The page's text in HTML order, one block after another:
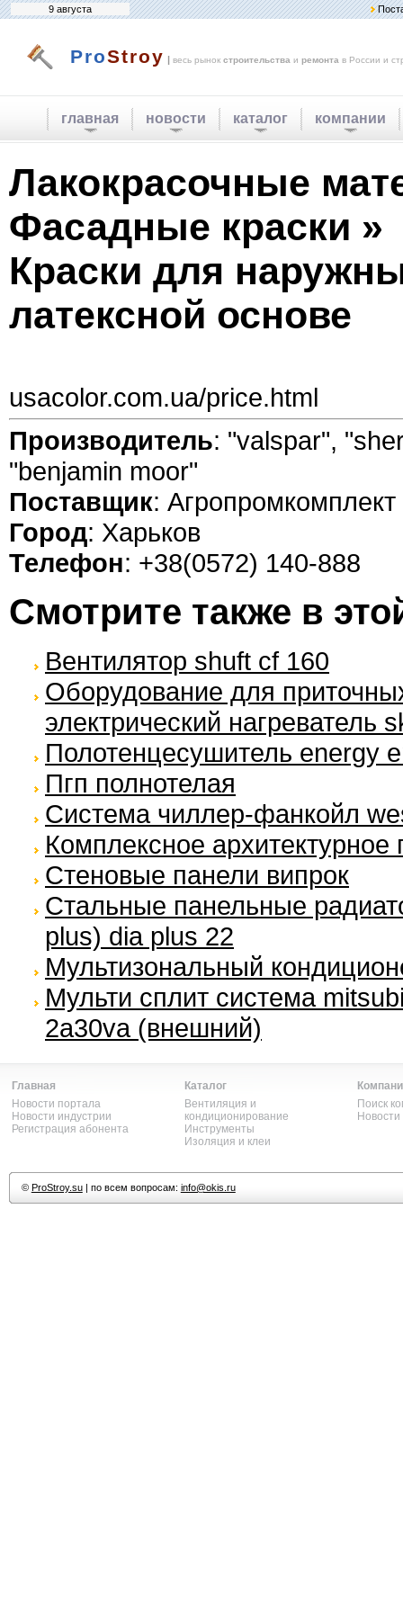
9 августа
ProStroy | весь рынок строительства и ремонта в России и
главная новости каталог компании
Лакокрасочные
Фасадные краски »
Краски для
латексной основе
usacolor.com.ua/price.html
Производитель: "valspar",
"benjamin moor"
Поставщик: Агропромкомплект
Город: Харьков
Телефон: +38(0572) 140-888
Смотрите также в
Вентилятор shuft cf 160
Оборудование для
электрический нагреватель
Полотенцесушитель energy
Пгп полнотелая
Система чиллер-фанкойл
Комплексное архитектурное
Стеновые панели випрок
Стальные панельные
plus) dia plus 22
Мультизональный
Мульти сплит система
2a30va (внешний)
Главная
Новости портала
Новости индустрии
Регистрация абонента
Каталог
Вентиляция и
кондиционирование
Инструменты
Изоляция и клеи
Поиск
© ProStroy.su| по всем вопросам: info@okis.ru